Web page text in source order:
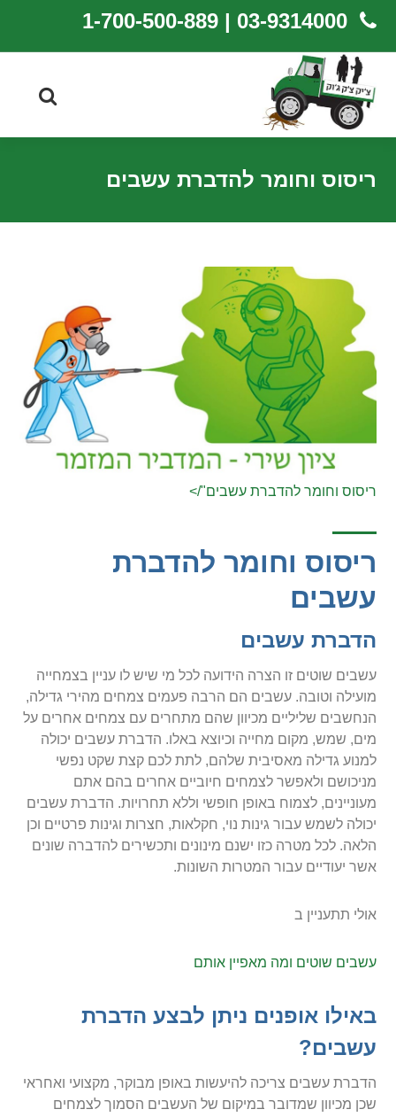
03-9314000 | 1-700-500-889
ריסוס וחומר להדברת עשבים
ריסוס וחומר להדברת עשבים"/>
ריסוס וחומר להדברת
עשבים
הדברת עשבים
עשבים שוטים זו הצרה הידועה לכל מי שיש לו עניין בצמחייה
מועילה וטובה. עשבים הם הרבה פעמים צמחים מהירי גדילה,
הנחשבים שליליים מכיוון שהם מתחרים עם צמחים אחרים על
מים, שמש, מקום מחייה וכיוצא באלו. הדברת עשבים יכולה
למנוע גדילה מאסיבית שלהם, לתת לכם קצת שקט נפשי
מניכושם ולאפשר לצמחים חיוביים אחרים בהם אתם
מעוניינים, לצמוח באופן חופשי וללא תחרויות. הדברת עשבים
יכולה לשמש עבור גינות נוי, חקלאות, חצרות וגינות פרטיים וכן
הלאה. לכל מטרה כזו ישנם מינונים ותכשירים להדברה שונים
אשר יעודיים עבור המטרות השונות.
אולי תתעניין ב
עשבים שוטים ומה מאפיין אותם
באילו אופנים ניתן לבצע הדברת
עשבים?
הדברת עשבים צריכה להיעשות באופן מבוקר, מקצועי ואחראי
שכן מכיוון שמדובר במיקום של העשבים הסמוך לצמחים